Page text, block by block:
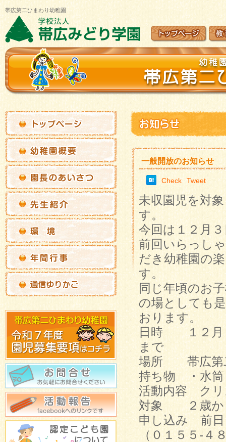
帯広第二ひまわり幼稚園
一般開放のお知らせ
Check Tweet
未収園児を対
す。
今回は１２月
前回いらっし
だき幼稚園の
す。
同じ年頃のお
の場としても
おります。
日時 １２月
まで
場所 帯広第
持ち物 ・水筒
活動内容 ク
対象 ２歳か
申し込み 前日
（０１５５-４